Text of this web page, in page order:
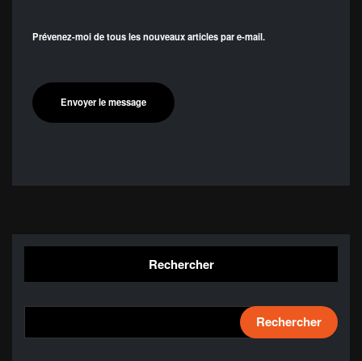
Prévenez-moi de tous les nouveaux articles par e-mail.
Rechercher
Rechercher